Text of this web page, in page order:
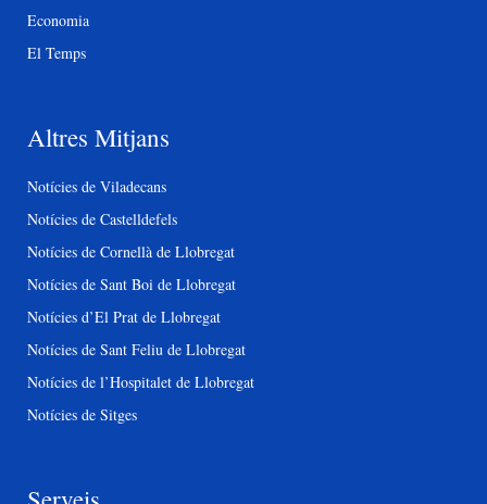
Economia
El Temps
Altres Mitjans
Notícies de Viladecans
Notícies de Castelldefels
Notícies de Cornellà de Llobregat
Notícies de Sant Boi de Llobregat
Notícies d’El Prat de Llobregat
Notícies de Sant Feliu de Llobregat
Notícies de l’Hospitalet de Llobregat
Notícies de Sitges